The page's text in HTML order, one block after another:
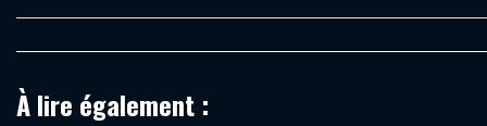
À lire également :